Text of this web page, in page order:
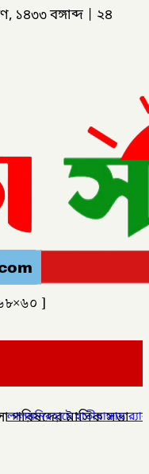
১৪৩৩ বঙ্গাব্দ
২৪
]
র‌্যাব-১৩ অভিযানে
পরিষদের মাসিক সভা